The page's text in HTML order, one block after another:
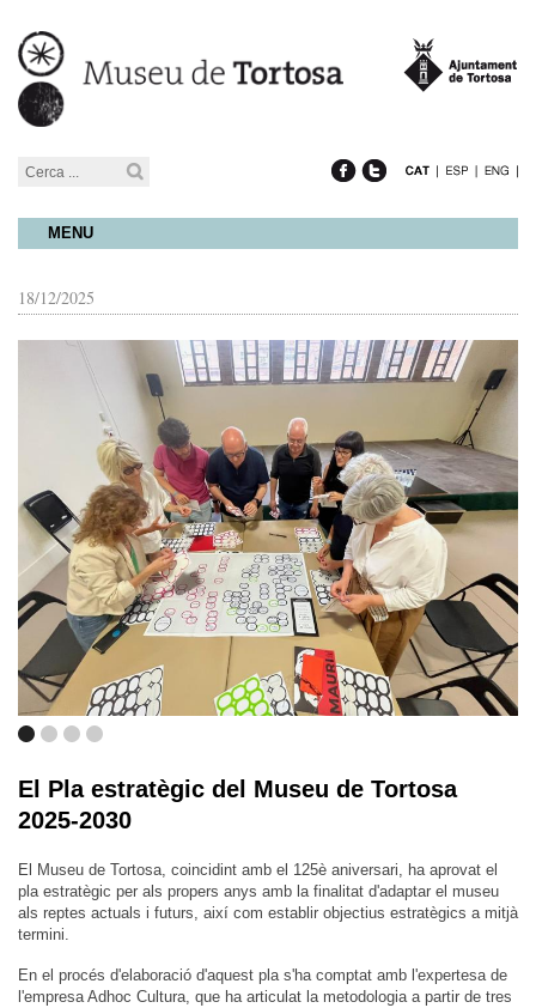
MENU
18/12/2025
El Pla estratègic del Museu de Tortosa
2025-2030
El Museu de Tortosa, coincidint amb el 125è aniversari, ha aprovat el
pla estratègic per als propers anys amb la finalitat d'adaptar el museu
als reptes actuals i futurs, així com establir objectius estratègics a mitjà
termini.
En el procés d'elaboració d'aquest pla s'ha comptat amb l'expertesa de
l'empresa Adhoc Cultura, que ha articulat la metodologia a partir de tres